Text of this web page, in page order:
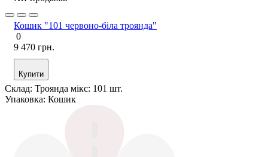
Кошик "101 червоно-біла троянда"
0
9 470 грн.
Купити
Склад: Троянда мікс: 101 шт.
Упаковка: Кошик